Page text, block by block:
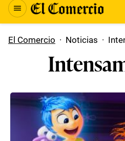
El Comercio · Noticias ·